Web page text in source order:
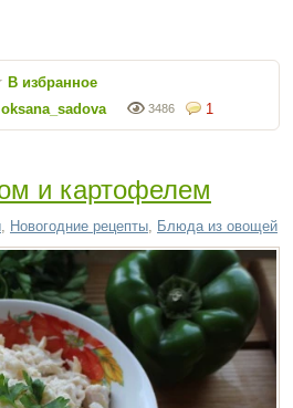
1
3486
oksana_sadova
В избранное
и картофелем
Новогодние рецепты Блюда из овощей